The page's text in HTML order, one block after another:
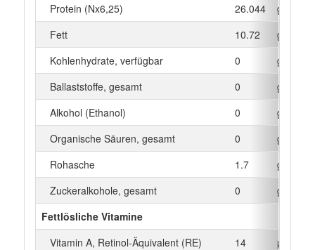
Protein (Nx6,25)
26.044
g
Fett
10.72
g
Kohlenhydrate, verfügbar
0
g
Ballaststoffe, gesamt
0
g
Alkohol (Ethanol)
0
g
Organische Säuren, gesamt
0
g
Rohasche
1.7
g
Zuckeralkohole, gesamt
0
g
Fettlösliche Vitamine
Vitamin A, Retinol-Äquivalent (RE)
14
µg